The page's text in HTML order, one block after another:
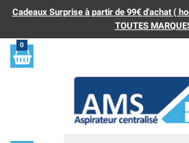
Cadeaux Surprise à partir de 99€ d'achat (
TOUTES
0